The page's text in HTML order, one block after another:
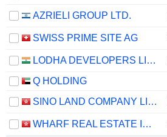
AZRIELI GROUP LTD.
SWISS PRIME SITE AG
LODHA DEVELOPERS LIMITED
Q HOLDING
SINO LAND COMPANY LIMITED
WHARF REAL ESTATE INVESTMENT COMPANY LIMITED